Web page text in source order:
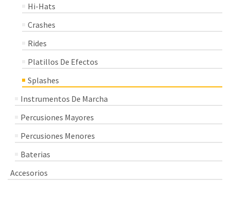
Hi-Hats
Crashes
Rides
Platillos De Efectos
Splashes
Instrumentos De Marcha
Percusiones Mayores
Percusiones Menores
Baterias
Accesorios